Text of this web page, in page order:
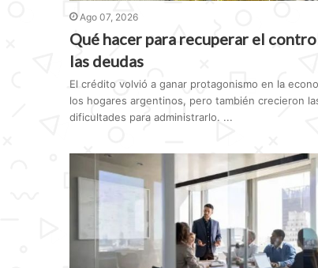
Ago 07, 2026
Qué hacer para recuperar el
las deudas
El crédito volvió a ganar protagonismo en la
los hogares argentinos, pero también crecieron
dificultades para administrarlo. ...